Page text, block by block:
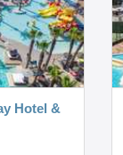
Hotel &